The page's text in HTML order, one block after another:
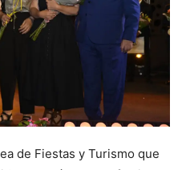
de Fiestas y Turismo que